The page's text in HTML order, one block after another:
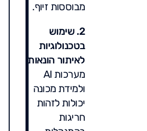
מבוססות זיוף.
2. שימוש
בטכנולוגיות
לאיתור הונאות
מערכות AI
ולמידת מכונה
יכולות לזהות
חריגות